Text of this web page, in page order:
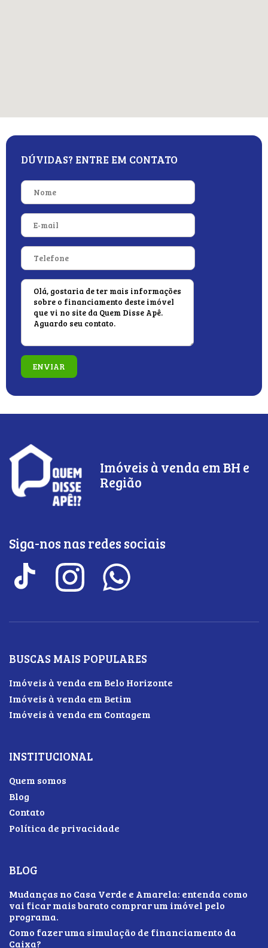
DÚVIDAS? ENTRE EM CONTATO
Imóveis à venda em BH e
Região
Siga-nos nas redes sociais
BUSCAS MAIS POPULARES
Imóveis à venda em Belo Horizonte
Imóveis à venda em Betim
Imóveis à venda em Contagem
INSTITUCIONAL
Quem somos
Blog
Contato
Política de privacidade
BLOG
Mudanças no Casa Verde e Amarela: entenda como
vai ficar mais barato comprar um imóvel pelo
programa.
Como fazer uma simulação de financiamento da
Caixa?